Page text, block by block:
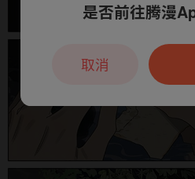
本章节仅支持App阅
户7天免
是否前往腾漫
取消